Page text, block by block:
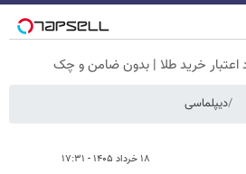
دیپلماسی
۱۸ خرداد ۱۴۰۵ - ۱۷:۳۱